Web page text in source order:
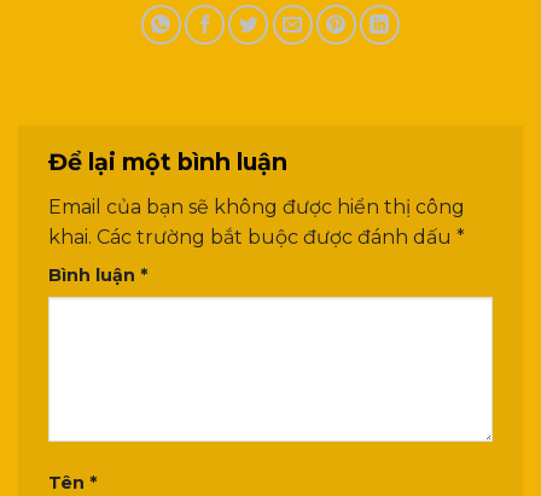
Để lại một bình luận
Email của bạn sẽ không được hiển thị công
khai. Các trường bắt buộc được đánh dấu *
Bình luận *
Tên *